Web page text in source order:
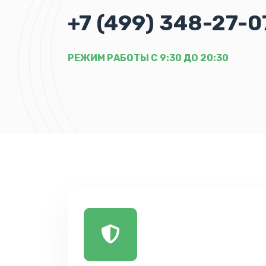
+7 (499) 348-27-
РЕЖИМ РАБОТЫ С 9:30 ДО 20:30